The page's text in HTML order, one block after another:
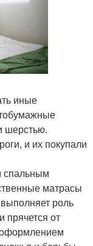
иные
шерстью.
и их покупали
спальным
матрасы
роль
прячется от
оформлением